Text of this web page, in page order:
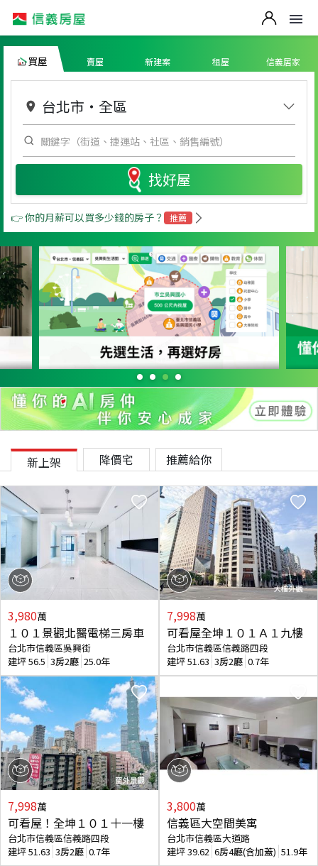
買屋 賣屋 新建案 租屋 信義居家
台北市 ・ 全區
找好屋
👉 你的月薪可以買多少錢的房子？ 推薦
新上架 降價宅 推薦給你
3,980萬
１０１景觀北醫電梯三房車
台北市信義區吳興街
建坪56.5 3房2廳 25.0年
7,998萬
可看屋！全坤１０１十一樓
台北市信義區信義路四段
建坪51.63 3房2廳 0.7年
7,998萬
可看屋全坤１０１Ａ１九樓
台北市信義區信義路四段
建坪51.63 3房2廳 0.7年
3,800萬
信義區大空間美寓
台北市信義區大道路
建坪39.62 6房4廳(含加蓋) 51.9年